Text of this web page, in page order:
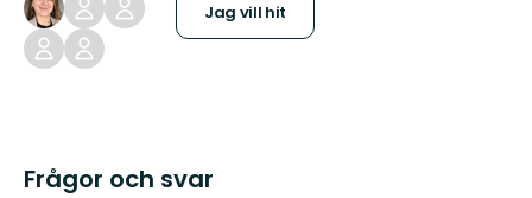
Jag vill hit
Frågor och svar